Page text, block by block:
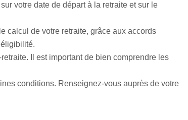
votre date de départ à la retraite et sur le
calcul de votre retraite, grâce aux accords
Il est important de bien comprendre les
conditions. Renseignez-vous auprès de votre